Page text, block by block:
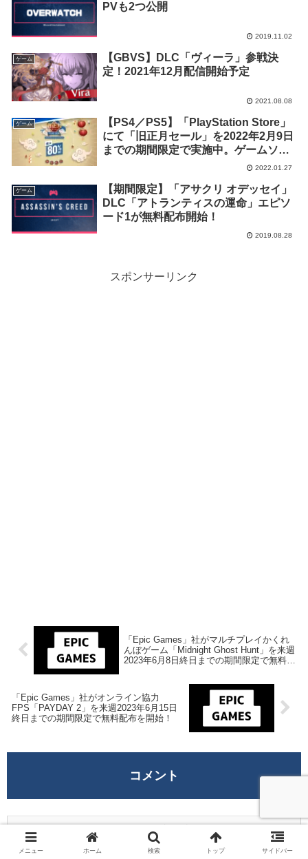
PVも2つ公開
2019.11.02
ゲーム
【GBVS】DLC「ヴィーラ」参戦決
定！2021年12月配信開始予定
2021.08.08
ゲーム
【PS4／PS5】「PlayStation Store」
にて「旧正月セール」を2022年2月9日
までの期間限定で実施中。ゲームソフ
2022.01.27
ゲーム
【期間限定】「アサクリ オデッセイ」
DLC「アトランティスの運命」エピソ
ード1が無料配布開始！
2019.08.28
スポンサーリンク
「Epic Games」社がマルチプレイかくれ
んぼゲーム「Midnight Ghost Hunt」を来週
2023年6月8日終日までの期間限定で無料配
「Epic Games」社がオンライン協力
FPS「PAYDAY 2」を来週2023年6月15日
終日までの期間限定で無料配布を開始！
コメント
コメントを書き込む
メニュー ホーム 検索 トップ サイドバー